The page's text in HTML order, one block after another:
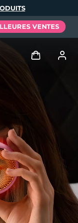
VENTES
Se connecter
de l'utilisateur
Mes appareils
commandes
Mes adresses
abonnements
體中文